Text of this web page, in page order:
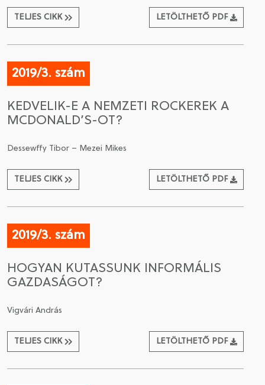
TELJES CIKK LETÖLTHETŐ PDF
2019/3. szám
KEDVELIK-E A NEMZETI ROCKEREK A
MCDONALD’S-OT?
Dessewffy Tibor – Mezei Mikes
TELJES CIKK LETÖLTHETŐ PDF
2019/3. szám
HOGYAN KUTASSUNK INFORMÁLIS
GAZDASÁGOT?
Vigvári András
TELJES CIKK LETÖLTHETŐ PDF